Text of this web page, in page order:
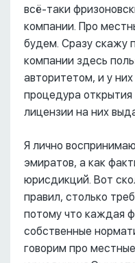
всё-таки
компании. Про
будем. Сразу скажу
компании здесь
авторитетом, и у
процедура открытия
лицензии на них
Я лично
эмиратов, а как
юрисдикций. Вот
правил, столько
потому что каждая
собственные
говорим про